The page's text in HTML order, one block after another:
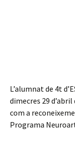
L’alumnat de 4t
dimecres 29
com a
Programa